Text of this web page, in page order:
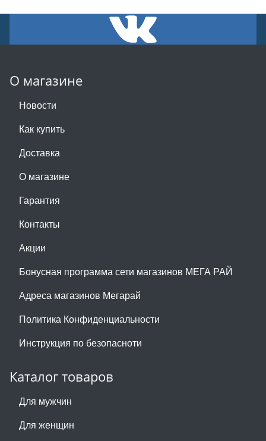
О магазине
Новости
Как купить
Доставка
О магазине
Гарантия
Контакты
Акции
Бонусная программа сети магазинов МЕГА РАЙ
Адреса магазинов Мегарай
Политика Конфиденциальности
Инструкция по безопасноти
Каталог товаров
Для мужчин
Для женщин